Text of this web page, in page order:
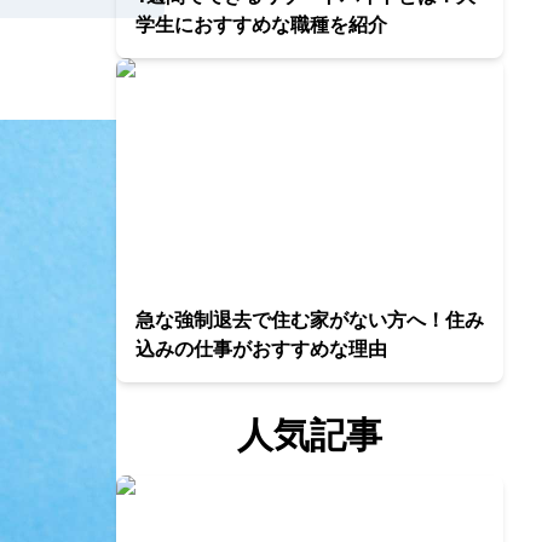
学生におすすめな職種を紹介
急な強制退去で住む家がない方へ！住み
込みの仕事がおすすめな理由
人気記事